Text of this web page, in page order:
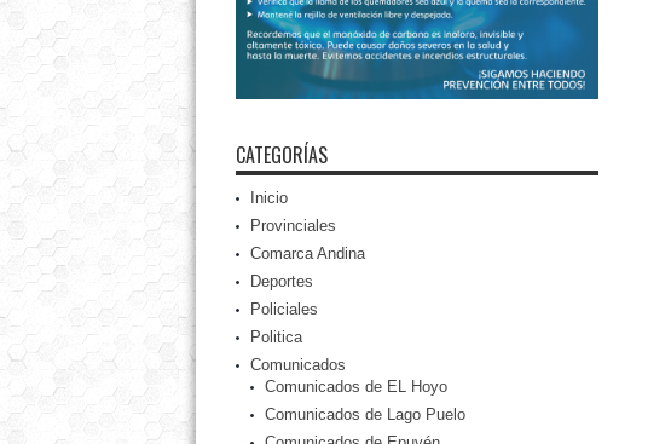
CATEGORÍAS
Inicio
Provinciales
Comarca Andina
Deportes
Policiales
Politica
Comunicados
Comunicados de EL Hoyo
Comunicados de Lago Puelo